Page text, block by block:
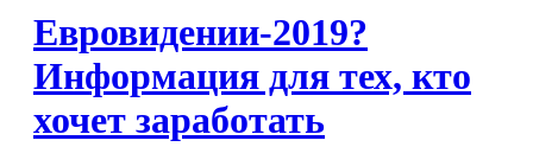
Евровидении-2019?
Информация для тех, кто
хочет заработать